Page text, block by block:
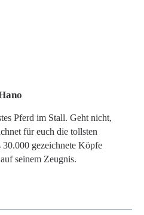
Pferd im Stall. Geht nicht,
für euch die tollsten
gezeichnete Köpfe
seinem Zeugnis.